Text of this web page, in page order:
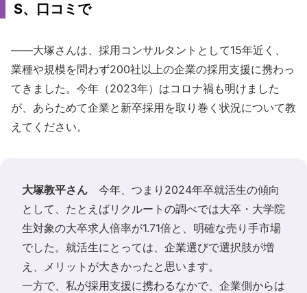
S、口コミで
――大塚さんは、採用コンサルタントとして15年近く、
業種や規模を問わず200社以上の企業の採用支援に携わっ
てきました。今年（2023年）はコロナ禍も明けました
が、あらためて企業と新卒採用を取り巻く状況について教
えてください。
大塚教平さん 今年、つまり2024年卒就活生の傾向
として、たとえばリクルートの調べでは大卒・大学院
生対象の大卒求人倍率が1.71倍と、明確な売り手市場
でした。就活生にとっては、企業選びで選択肢が増
え、メリットが大きかったと思います。
一方で、私が採用支援に携わるなかで、企業側からは